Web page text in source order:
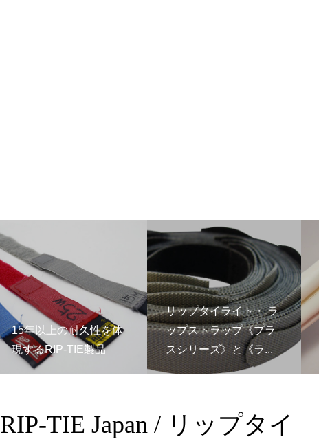
15年以上の耐久性を体
現するRIP-TIE製品
リップタイライト・ ラ
ップストラップ《プラ
スシリーズ》と《ラ...
RIP-TIE Japan / リップタイ